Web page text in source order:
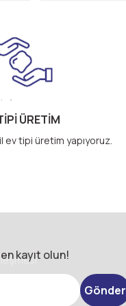
ÜRETİM
ev tipi üretim yapıyoruz.
kayıt olun!
Gönder